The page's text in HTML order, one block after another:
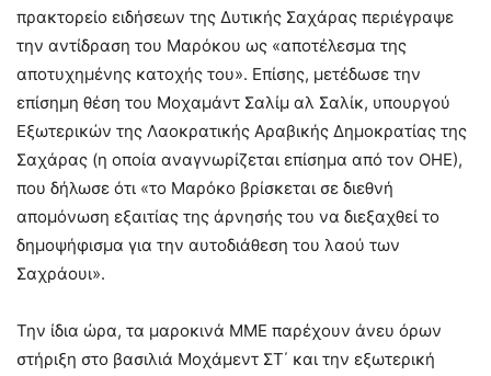
πρακτορείο ειδήσεων της Δυτικής Σαχάρας περιέγραψε
την αντίδραση του Μαρόκου ως «αποτέλεσμα της
αποτυχημένης κατοχής του». Επίσης, μετέδωσε την
επίσημη θέση του Μοχαμάντ Σαλίμ αλ Σαλίκ, υπουργού
Εξωτερικών της Λαοκρατικής Αραβικής Δημοκρατίας της
Σαχάρας (η οποία αναγνωρίζεται επίσημα από τον ΟΗΕ),
που δήλωσε ότι «το Μαρόκο βρίσκεται σε διεθνή
απομόνωση εξαιτίας της άρνησής του να διεξαχθεί το
δημοψήφισμα για την αυτοδιάθεση του λαού των
Σαχράουι».
Την ίδια ώρα, τα μαροκινά ΜΜΕ παρέχουν άνευ όρων
στήριξη στο βασιλιά Μοχάμεντ ΣΤ΄ και την εξωτερική